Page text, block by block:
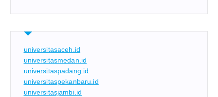
universitasaceh.id
universitasmedan.id
universitaspadang.id
universitaspekanbaru.id
universitasjambi.id